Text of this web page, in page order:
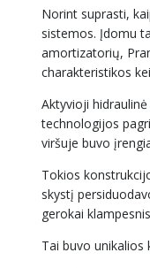
Norint suprasti,
sistemos. Įdomu
amortizatorių,
charakteristikos
Aktyvioji
technologijos
viršuje buvo
Tokios
skystį
gerokai
Tai buvo